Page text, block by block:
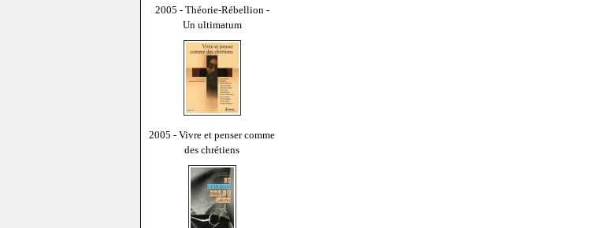
2005 - Théorie-Rébellion -
Un ultimatum
2005 - Vivre et penser comme
des chrétiens